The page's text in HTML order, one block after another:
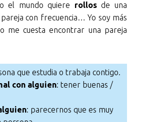
el mundo quiere rollosde una
con frecuencia… Yo soy más
me cuesta encontrar una pareja
que estudia o trabaja contigo.
con alguien: tener buenas /
: parecernos que es muy